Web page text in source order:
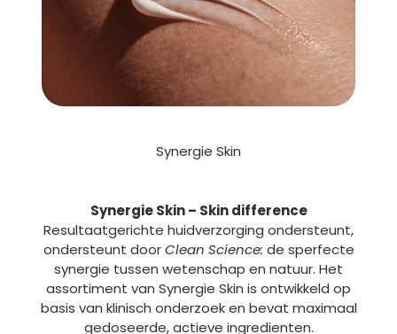
Synergie Skin
Synergie Skin – Skin difference
Resultaatgerichte huidverzorging ondersteunt,
ondersteunt doorClean Science: de sperfecte
synergie tussen wetenschap en natuur. Het
assortiment van Synergie Skin is ontwikkeld op
basis van klinisch onderzoek en bevat maximaal
gedoseerde, actieve ingredienten.